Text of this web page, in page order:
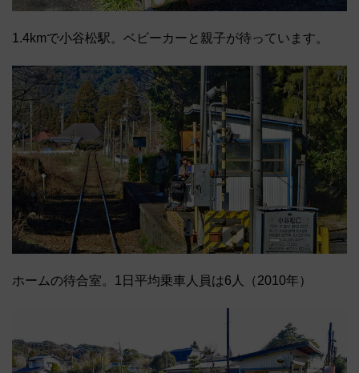
1.4kmで小谷松駅。ベビーカーと親子が待っています。
ホームの待合室。1日平均乗車人員は6人（2010年）